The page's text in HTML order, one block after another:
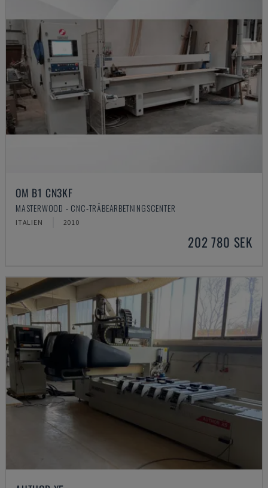
OM B1 CN3KF
MASTERWOOD - CNC-TRÄBEARBETNINGSCENTER
ITALIEN 2010
202 780 SEK